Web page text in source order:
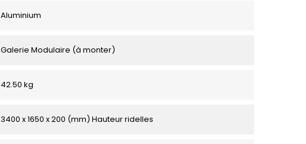
Aluminium
Galerie Modulaire (à monter)
42.50 kg
3400 x 1650 x 200 (mm) Hauteur ridelles